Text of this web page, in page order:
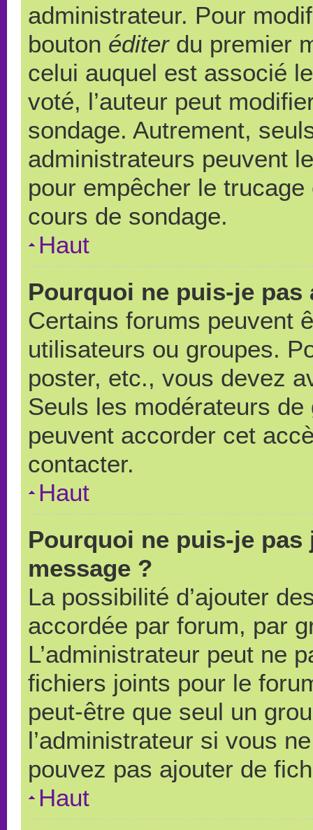
administrateur. Pour
bouton éditerdu premier
celui auquel est associé
voté, l’auteur peut
sondage. Autrement,
administrateurs peuvent
pour empêcher le
cours de sondage.
Haut
Pourquoi ne puis-je
Certains forums peuvent
utilisateurs ou groupes.
poster, etc., vous devez
Seuls les modérateurs
peuvent accorder cet
contacter.
Haut
Pourquoi ne puis-je
message ?
La possibilité d’ajouter
accordée par forum, par
L’administrateur peut ne
fichiers joints pour le
peut-être que seul un
l’administrateur si vous
pouvez pas ajouter de
Haut